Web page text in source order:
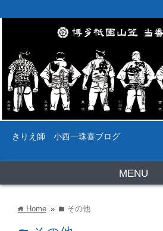
きりえ師 小西一珠喜ブログ
MENU
home Home » folder その他